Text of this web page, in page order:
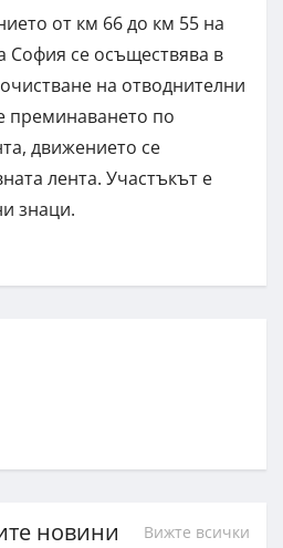
от км 66 до км 55 на
София се осъществява в
на отводнителни
преминаването по
движението се
лента. Участъкът е
знаци.
новини Вижте всички